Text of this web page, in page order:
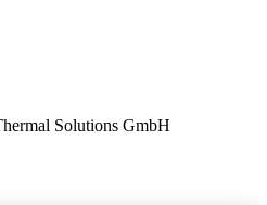
Solutions GmbH